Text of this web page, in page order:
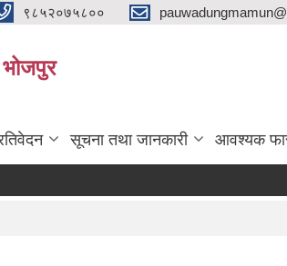
९८५२०७५८००
भोजपुर
सूचना तथा जानकारी आवश्यक